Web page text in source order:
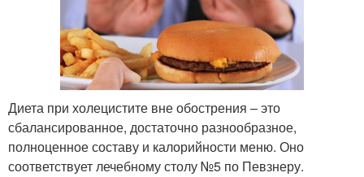
Диета при холецистите вне обострения – это
сбалансированное, достаточно разнообразное,
полноценное составу и калорийности меню. Оно
соответствует лечебному столу №5 по Певзнеру.